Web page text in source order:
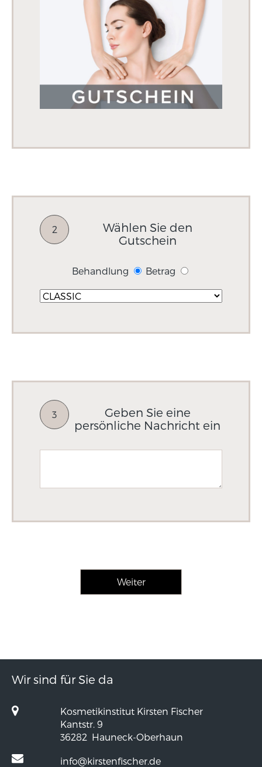
2
Wählen Sie den
Gutschein
Behandlung Betrag
3
Geben Sie eine
persönliche Nachricht ein
Wir sind für Sie da
Kosmetikinstitut Kirsten Fischer
Kantstr. 9
36282 Hauneck-Oberhaun
info@kirstenfischer.de